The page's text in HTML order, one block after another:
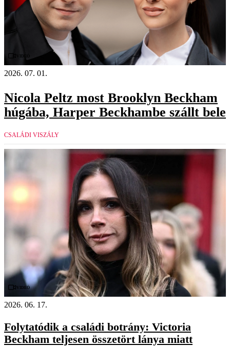
Videó
2026. 07. 01.
Nicola Peltz most Brooklyn Beckham
húgába, Harper Beckhambe szállt bele
CSALÁDI VISZÁLY
Videó
2026. 06. 17.
Folytatódik a családi botrány: Victoria
Beckham teljesen összetört lánya miatt